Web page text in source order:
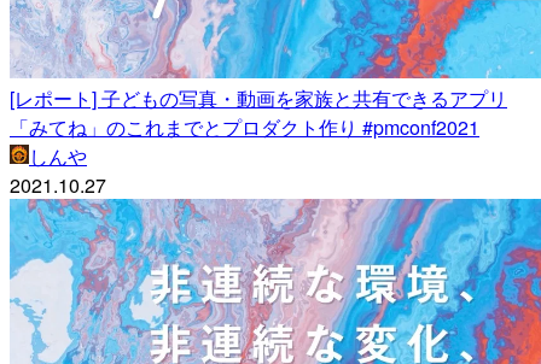
[レポート] 子どもの写真・動画を家族と共有できるアプリ
「みてね」のこれまでとプロダクト作り #pmconf2021
しんや
2021.10.27